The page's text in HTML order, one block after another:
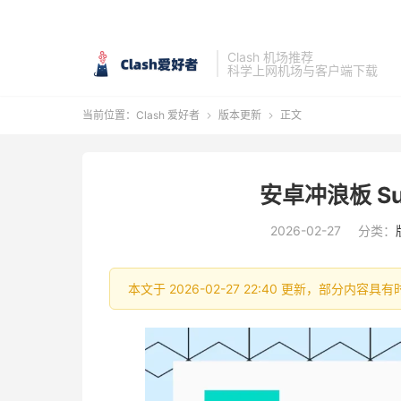
Clash 机场推荐
科学上网机场与客户端下载
当前位置： Clash 爱好者  版本更新  正文
安卓冲浪板
2026-02-27 分类：
本文于 2026-02-27 22:40 更新，部分内容具有